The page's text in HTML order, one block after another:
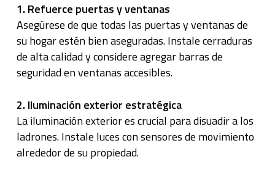
1. Refuerce puertas y ventanas
Asegúrese de que todas las puertas y ventanas de
su hogar estén bien aseguradas. Instale cerraduras
de alta calidad y considere agregar barras de
seguridad en ventanas accesibles.
2. Iluminación exterior estratégica
La iluminación exterior es crucial para disuadir a los
ladrones. Instale luces con sensores de movimiento
alrededor de su propiedad.